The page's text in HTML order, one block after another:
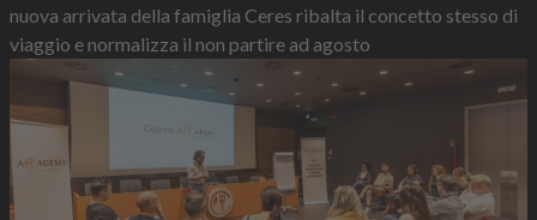
nuova arrivata della famiglia Ceres ribalta il concetto stesso di
viaggio e normalizza il non partire ad agosto